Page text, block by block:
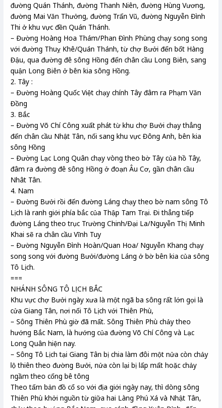
đường Quán Thánh, đường Thanh Niên, đường Hùng Vương,
đường Mai Văn Thưởng, đường Trấn Vũ, đường Nguyễn Đình
Thi ở khu vực đền Quán Thánh.
– Đường Hoàng Hoa Thám/Phan Đình Phùng chạy song song
với đường Thuỵ Khê/Quán Thánh, từ chợ Bưởi đến bốt Hàng
Đậu, qua đường đê sông Hồng đến chân cầu Long Biên, sang
quận Long Biên ở bên kia sông Hồng.
2. Tây :
– Đường Hoàng Quốc Việt chạy chính Tây đâm ra Phạm Văn
Đồng
3. Bắc
– Đường Võ Chí Công xuất phát từ khu chợ Bưởi chạy thẳng
đến chân cầu Nhật Tân, nối sang khu vực Đông Anh, bên kia
sông Hồng
– Đường Lạc Long Quân chạy vòng theo bờ Tây của hồ Tây,
đâm ra đường đê sông Hồng ở đoạn Âu Cơ, gần chân cầu
Nhât Tân.
4. Nam
– Đường Bưởi rồi đến đường Láng chạy theo bờ nam sông Tô
Lịch là ranh giới phía bắc của Thập Tam Trại. Đi thẳng tiếp
đường Láng theo trục Trường Chinh/Đại La/Nguyễn Thị Minh
Khai sẽ ra chân cầu Vĩnh Tuy
– Đường Nguyễn Đình Hoàn/Quan Hoa/ Nguyễn Khang chạy
song song với đường Bưởi/đường Láng ở bờ bên kia của sông
Tô Lịch.
===
NHÁNH SÔNG TÔ LỊCH BẮC
Khu vực chợ Bưởi ngày xưa là một ngã ba sông rất lớn gọi là
cửa Giang Tân, nơi nối Tô Lịch với Thiên Phù,
– Sông Thiên Phù giờ đã mất. Sông Thiên Phù chảy theo
hướng Bắc Nam, là hướng của đường Võ Chí Công và Lạc
Long Quân hiện nay.
– Sông Tô Lịch tại Giang Tân bị chia làm đôi một nửa còn chảy
lộ thiên theo đường Bưởi, nửa còn lại bị lấp mất hoặc chảy
ngầm theo cống bê tông
Theo tấm bản đồ cổ so với địa giới ngày nay, thì dòng sông
Thiên Phù khởi nguồn từ giữa hai Làng Phú Xá và Nhật Tân,